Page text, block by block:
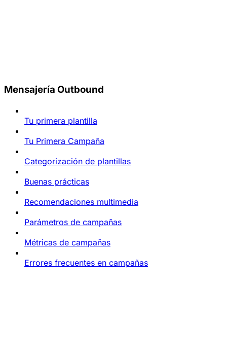
Mensajería Outbound
Tu primera plantilla
Tu Primera Campaña
Categorización de plantillas
Buenas prácticas
Recomendaciones multimedia
Parámetros de campañas
Métricas de campañas
Errores frecuentes en campañas